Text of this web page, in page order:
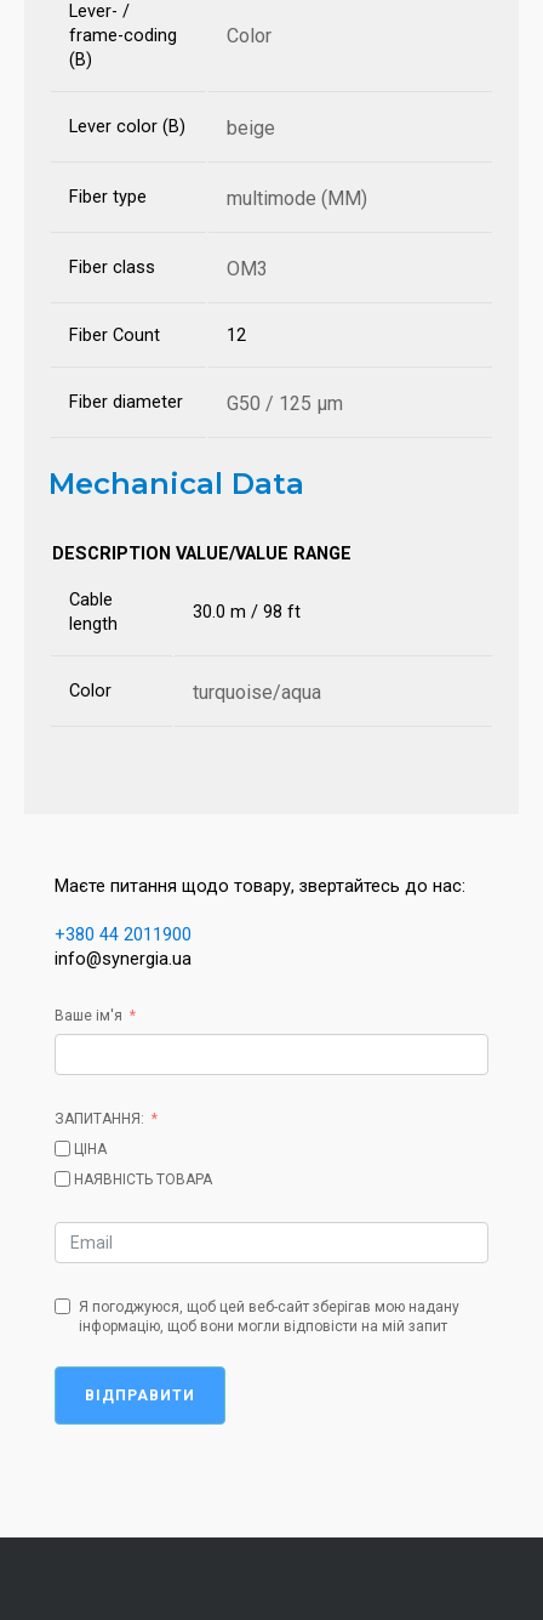
Lever- /
frame-coding
(B)
Color
Lever color (B) beige
Fiber type multimode (MM)
Fiber class OM3
Fiber Count 12
Fiber diameter G50 / 125 µm
Mechanical Data
DESCRIPTION VALUE/VALUE RANGE
Cable
length
30.0 m / 98 ft
Color turquoise/aqua
Маєте питання щодо товару, звертайтесь до нас:
+380 44 2011900
info@synergia.ua
Ваше ім'я
ЗАПИТАННЯ:
ЦІНА
НАЯВНІСТЬ ТОВАРА
Я погоджуюся, щоб цей веб-сайт зберігав мою надану
інформацію, щоб вони могли відповісти на мій запит
ВІДПРАВИТИ